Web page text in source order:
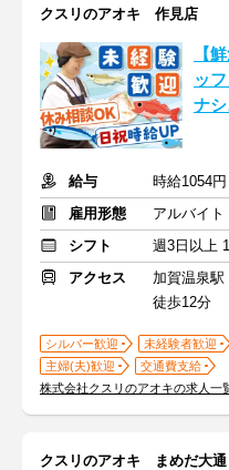
クスリのアオキ 作見店
【
ッ
ナ
給与
時給1054円
雇用形態
アルバイト
シフト
週3日以上
アクセス
加賀温泉駅
徒歩12分
シルバー歓迎 未経験者歓迎
主婦(夫)歓迎
交通費支給
株式会社クスリのアオキの求人一
クスリのアオキ まめだ大通